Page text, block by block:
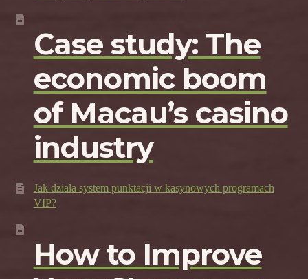
Case study: The
economic boom
of Macau’s casino
industry
Jak działa system punktacji w kasynowych programach
VIP?
How to Improve